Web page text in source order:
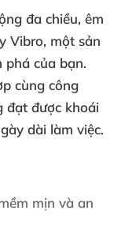
đa chiều, êm
Vibro, một sản
phá của bạn.
cùng công
đạt được khoái
dài làm việc.
mịn và an